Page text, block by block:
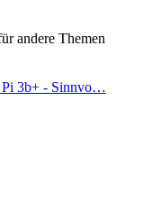
andere Themen
Pi 3b+ - Sinnvo…